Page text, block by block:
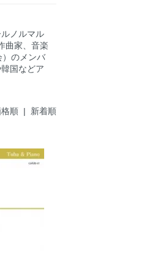
ノルマル
曲家、音楽
）のメンバ
国などア
順 | 新着順